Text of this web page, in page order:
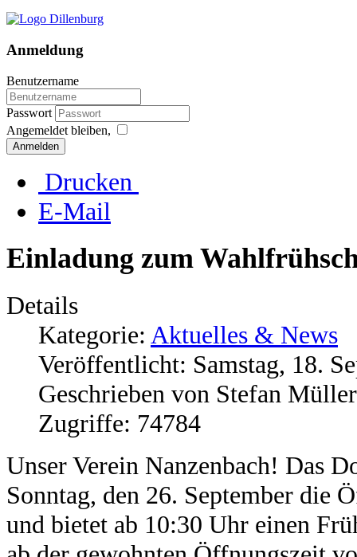
Anmeldung
Benutzername
Passwort
Angemeldet bleiben,
Anmelden
Drucken
E-Mail
Einladung zum
Details
Kategorie: Aktuelles & News
Veröffentlicht: Samstag, 18.
Geschrieben von Stefan Müller
Zugriffe: 74784
Unser Verein Nanzenbach! Das
Sonntag, den 26. September die
und bietet ab 10:30 Uhr einen